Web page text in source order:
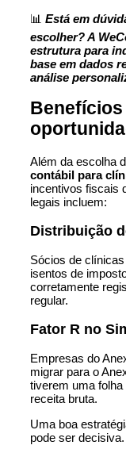
📊 Está em
escolher? A
estrutura para
base em dados
análise
Além da escolha
contábil para
incentivos fiscais
legais incluem:
Distribuição
Sócios de
isentos de
corretamente
regular.
Fator R no
Empresas do
migrar para o
tiverem uma
receita bruta.
Uma boa
pode ser decisiva.